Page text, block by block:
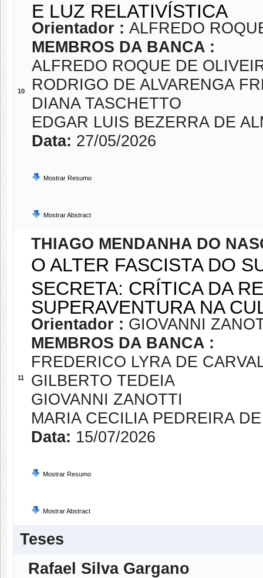
10
E LUZ RELATIVÍSTICA
Orientador : ALFREDO
MEMBROS DA BANCA :
ALFREDO ROQUE DE
RODRIGO DE ALVARENGA
DIANA TASCHETTO
EDGAR LUIS BEZERRA DE
Data: 27/05/2026
Mostrar Resumo
Mostrar Abstract
11
THIAGO MENDANHA DO
O ALTER FASCISTA DO
SECRETA: CRÍTICA DA
SUPERAVENTURA NA
Orientador : GIOVANNI
MEMBROS DA BANCA :
FREDERICO LYRA DE
GILBERTO TEDEIA
GIOVANNI ZANOTTI
MARIA CECILIA PEDREIRA
Data: 15/07/2026
Mostrar Resumo
Mostrar Abstract
Teses
Rafael Silva Gargano